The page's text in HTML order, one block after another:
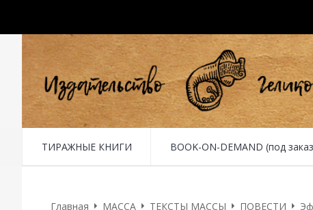
ТИРАЖНЫЕ КНИГИ BOOK-ON-DEMAND (под
Главная MACCA ТЕКСТЫ МАССЫ ПОВЕСТИ